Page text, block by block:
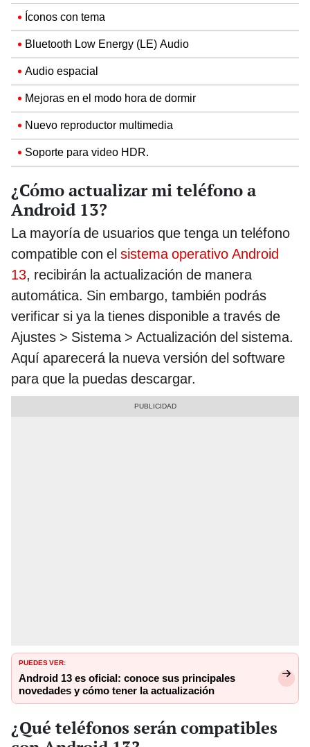
Íconos con tema
Bluetooth Low Energy (LE) Audio
Audio espacial
Mejoras en el modo hora de dormir
Nuevo reproductor multimedia
Soporte para video HDR.
¿Cómo actualizar mi teléfono a
Android 13?
La mayoría de usuarios que tenga un teléfono
compatible con el sistema operativo Android
13, recibirán la actualización de manera
automática. Sin embargo, también podrás
verificar si ya la tienes disponible a través de
Ajustes > Sistema > Actualización del sistema.
Aquí aparecerá la nueva versión del software
para que la puedas descargar.
PUEDES VER:
Android 13 es oficial: conoce sus principales
novedades y cómo tener la actualización
¿Qué teléfonos serán compatibles